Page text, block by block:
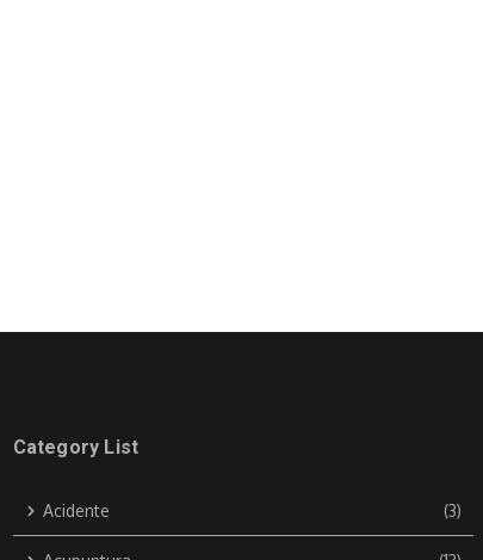
Category List
Acidente (3)